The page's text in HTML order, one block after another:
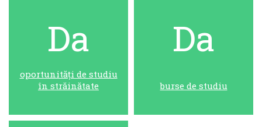
Da
oportunități de studiu
în străinătate
Da
burse de studiu